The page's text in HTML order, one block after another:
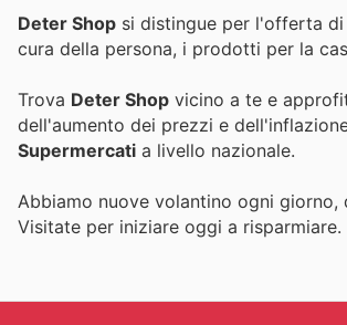
Deter Shop si distingue per l'offerta
cura della persona, i prodotti per la
Trova Deter Shop vicino a te e
dell'aumento dei prezzi e
Supermercati a livello nazionale.
Abbiamo nuove volantino ogni
Visitate per iniziare oggi a risparmiare.